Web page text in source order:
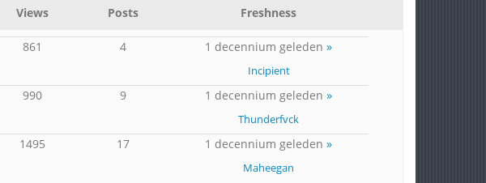
Views Posts Freshness
861 4 1 decennium geleden»
Incipient
990 9 1 decennium geleden»
Thunderfvck
1495 17 1 decennium geleden»
Maheegan